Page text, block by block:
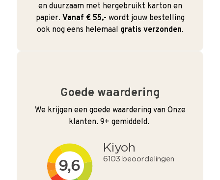
en duurzaam met hergebruikt karton en
papier. Vanaf € 55,- wordt jouw bestelling
ook nog eens helemaal gratis verzonden.
Goede waardering
We krijgen een goede waardering van Onze
klanten. 9+ gemiddeld.